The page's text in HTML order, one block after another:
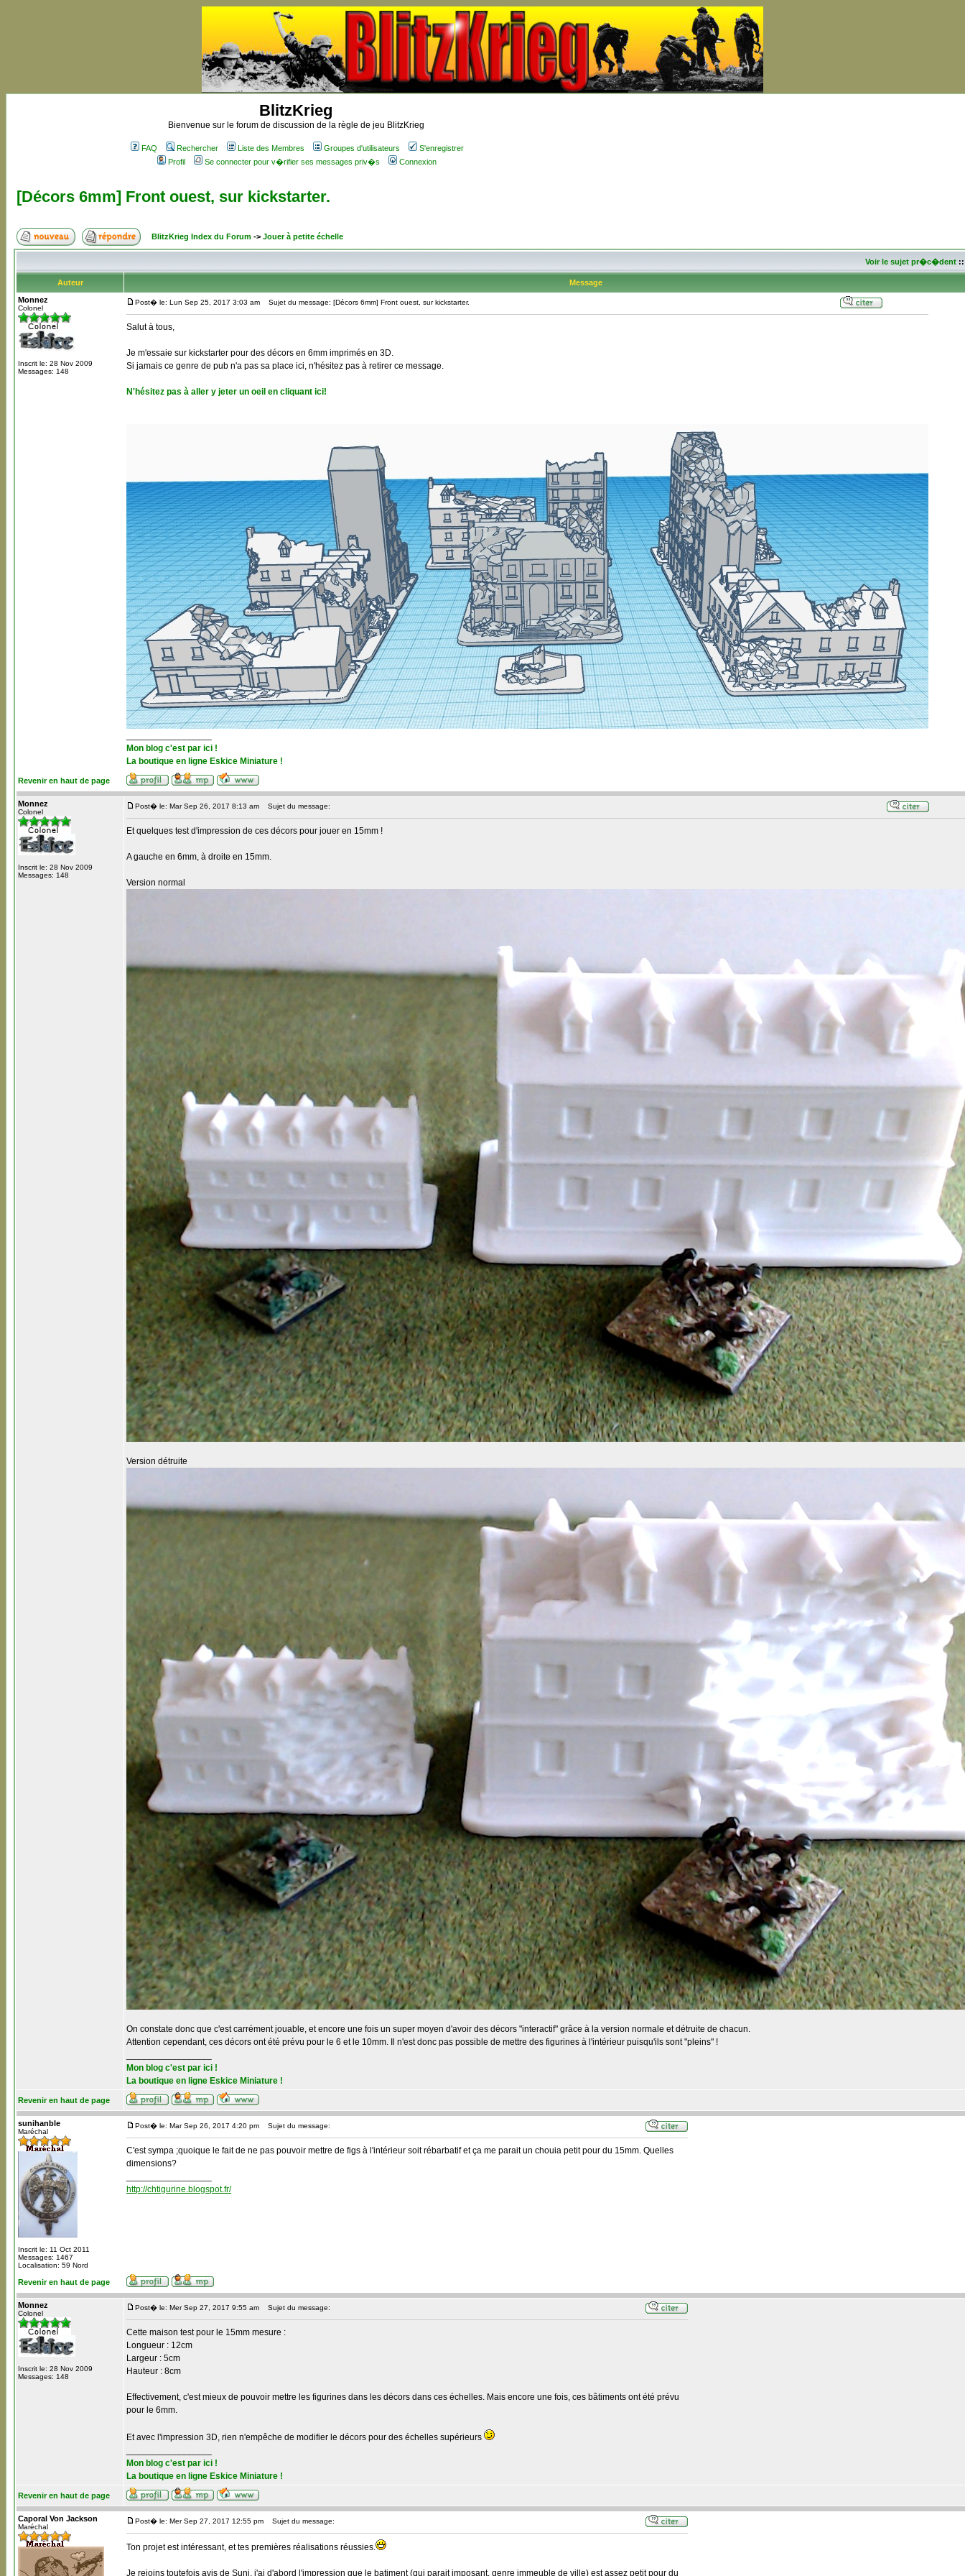
BlitzKrieg
Bienvenue sur le forum de discussion de la règle de jeu BlitzKrieg
FAQ Rechercher Liste des Membres Groupes d'utilisateurs
S'enregistrer
Profil
Se connecter pour v�rifier ses messages priv�s Connexion
[Décors 6mm] Front ouest, sur kickstarter.
BlitzKrieg Index du Forum -> Jouer à petite échelle
Voir le sujet pr�c�dent
Auteur
Message
Monnez
Colonel
Inscrit le: 28 Nov 2009
Messages: 148
Post� le: Lun Sep 25, 2017 3:03 am Sujet du message: [Décors 6mm] Front ouest, sur kickstarter.
Salut à tous,
Je m'essaie sur kickstarter pour des décors en 6mm imprimés en 3D.
Si jamais ce genre de pub n'a pas sa place ici, n'hésitez pas à retirer ce message.
N'hésitez pas à aller y jeter un oeil en cliquant ici!
Mon blog c'est par ici !
La boutique en ligne Eskice Miniature !
Revenir en haut de page
Monnez
Colonel
Inscrit le: 28 Nov 2009
Messages: 148
Post� le: Mar Sep 26, 2017 8:13 am Sujet du message:
Et quelques test d'impression de ces décors pour jouer en 15mm !
A gauche en 6mm, à droite en 15mm.
Version normal
Version détruite
On constate donc que c'est carrément jouable, et encore une fois un super moyen d'avoir des décors "interactif" grâce à la version normale et détruite de chacun.
Attention cependant, ces décors ont été prévu pour le 6 et le 10mm. Il n'est donc pas possible de mettre des figurines à l'intérieur puisqu'ils sont "pleins" !
Mon blog c'est par ici !
La boutique en ligne Eskice Miniature !
Revenir en haut de page
sunihanble
Maréchal
Inscrit le: 11 Oct 2011
Messages: 1467
Localisation: 59 Nord
Post� le: Mar Sep 26, 2017 4:20 pm Sujet du message:
C'est sympa ;quoique le fait de ne pas pouvoir mettre de figs à l'intérieur soit rébarbatif et ça me parait un chouia petit pour du 15mm. Quelles
dimensions?
http://chtigurine.blogspot.fr/
Revenir en haut de page
Monnez
Colonel
Inscrit le: 28 Nov 2009
Messages: 148
Post� le: Mer Sep 27, 2017 9:55 am Sujet du message:
Cette maison test pour le 15mm mesure :
Longueur : 12cm
Largeur : 5cm
Hauteur : 8cm
Effectivement, c'est mieux de pouvoir mettre les figurines dans les décors dans ces échelles. Mais encore une fois, ces bâtiments ont été prévu
pour le 6mm.
Et avec l'impression 3D, rien n'empêche de modifier le décors pour des échelles supérieurs
Mon blog c'est par ici !
La boutique en ligne Eskice Miniature !
Revenir en haut de page
Caporal Von Jackson
Maréchal
Post� le: Mer Sep 27, 2017 12:55 pm Sujet du message:
Ton projet est intéressant, et tes premières réalisations réussies.
Je rejoins toutefois avis de Suni, j'ai d'abord l'impression que le batiment (qui parait imposant, genre immeuble de ville) est assez petit pour du